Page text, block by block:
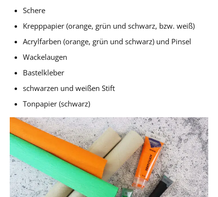
Schere
Krepppapier (orange, grün und schwarz, bzw. weiß)
Acrylfarben (orange, grün und schwarz) und Pinsel
Wackelaugen
Bastelkleber
schwarzen und weißen Stift
Tonpapier (schwarz)